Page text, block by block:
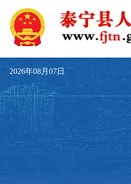
2026年08月07日